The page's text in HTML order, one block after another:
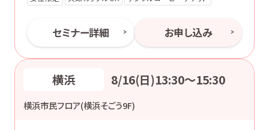
セミナー詳細 お申し込み
横浜 8/16(日)13:30〜15:30
横浜市民フロア(横浜そごう9F)